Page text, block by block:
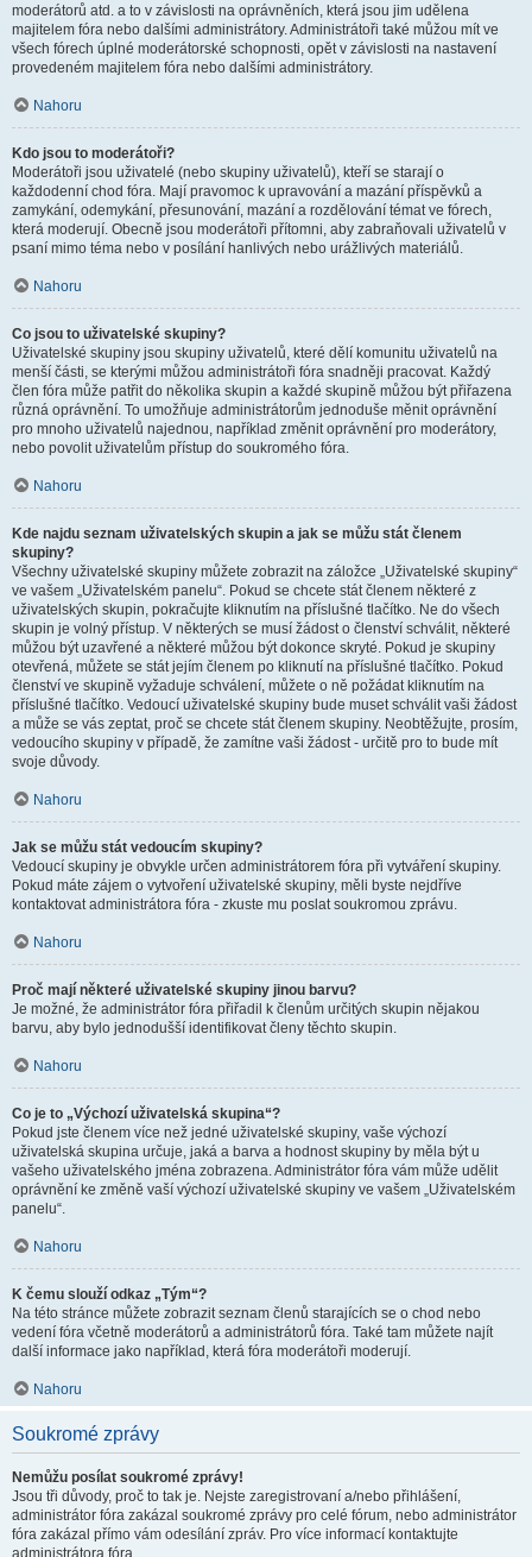
moderátorů atd. a to v závislosti na oprávněních, která jsou jim udělena
majitelem fóra nebo dalšími administrátory. Administrátoři také můžou mít ve
všech fórech úplné moderátorské schopnosti, opět v závislosti na nastavení
provedeném majitelem fóra nebo dalšími administrátory.
Nahoru
Kdo jsou to moderátoři?
Moderátoři jsou uživatelé (nebo skupiny uživatelů), kteří se starají o
každodenní chod fóra. Mají pravomoc k upravování a mazání příspěvků a
zamykání, odemykání, přesunování, mazání a rozdělování témat ve fórech,
která moderují. Obecně jsou moderátoři přítomni, aby zabraňovali uživatelů v
psaní mimo téma nebo v posílání hanlivých nebo urážlivých materiálů.
Nahoru
Co jsou to uživatelské skupiny?
Uživatelské skupiny jsou skupiny uživatelů, které dělí komunitu uživatelů na
menší části, se kterými můžou administrátoři fóra snadněji pracovat. Každý
člen fóra může patřit do několika skupin a každé skupině můžou být přiřazena
různá oprávnění. To umožňuje administrátorům jednoduše měnit oprávnění
pro mnoho uživatelů najednou, například změnit oprávnění pro moderátory,
nebo povolit uživatelům přístup do soukromého fóra.
Nahoru
Kde najdu seznam uživatelských skupin a jak se můžu stát členem
skupiny?
Všechny uživatelské skupiny můžete zobrazit na záložce „Uživatelské skupiny“
ve vašem „Uživatelském panelu“. Pokud se chcete stát členem některé z
uživatelských skupin, pokračujte kliknutím na příslušné tlačítko. Ne do všech
skupin je volný přístup. V některých se musí žádost o členství schválit, některé
můžou být uzavřené a některé můžou být dokonce skryté. Pokud je skupiny
otevřená, můžete se stát jejím členem po kliknutí na příslušné tlačítko. Pokud
členství ve skupině vyžaduje schválení, můžete o ně požádat kliknutím na
příslušné tlačítko. Vedoucí uživatelské skupiny bude muset schválit vaši žádost
a může se vás zeptat, proč se chcete stát členem skupiny. Neobtěžujte, prosím,
vedoucího skupiny v případě, že zamítne vaši žádost - určitě pro to bude mít
svoje důvody.
Nahoru
Jak se můžu stát vedoucím skupiny?
Vedoucí skupiny je obvykle určen administrátorem fóra při vytváření skupiny.
Pokud máte zájem o vytvoření uživatelské skupiny, měli byste nejdříve
kontaktovat administrátora fóra - zkuste mu poslat soukromou zprávu.
Nahoru
Proč mají některé uživatelské skupiny jinou barvu?
Je možné, že administrátor fóra přiřadil k členům určitých skupin nějakou
barvu, aby bylo jednodušší identifikovat členy těchto skupin.
Nahoru
Co je to „Výchozí uživatelská skupina“?
Pokud jste členem více než jedné uživatelské skupiny, vaše výchozí
uživatelská skupina určuje, jaká a barva a hodnost skupiny by měla být u
vašeho uživatelského jména zobrazena. Administrátor fóra vám může udělit
oprávnění ke změně vaší výchozí uživatelské skupiny ve vašem „Uživatelském
panelu“.
Nahoru
K čemu slouží odkaz „Tým“?
Na této stránce můžete zobrazit seznam členů starajících se o chod nebo
vedení fóra včetně moderátorů a administrátorů fóra. Také tam můžete najít
další informace jako například, která fóra moderátoři moderují.
Nahoru
Soukromé zprávy
Nemůžu posílat soukromé zprávy!
Jsou tři důvody, proč to tak je. Nejste zaregistrovaní a/nebo přihlášení,
administrátor fóra zakázal soukromé zprávy pro celé fórum, nebo administrátor
fóra zakázal přímo vám odesílání zpráv. Pro více informací kontaktujte
administrátora fóra.